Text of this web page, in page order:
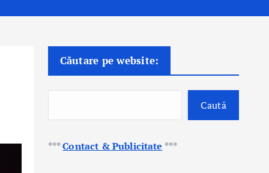
Căutare pe website:
Caută
***Contact & Publicitate ***